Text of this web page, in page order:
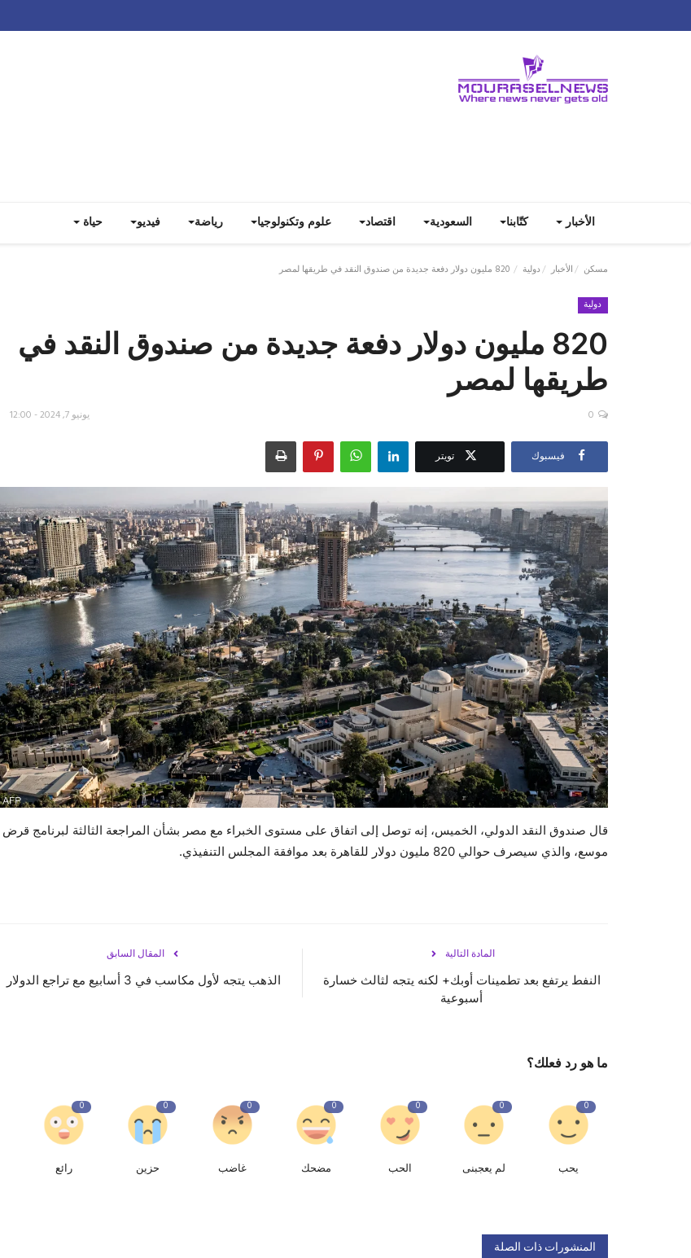
الأخبار كتّابنا السعودية اقتصاد علوم وتكنولوجيا رياضة فيديو حياة
مسكن الأخبار دولية
دولية
820 مليون دولار دفعة جديدة من صندوق النقد في
طريقها لمصر
يونيو 7, 2024 - 12:00 0
فيسبوك تويتر
قال صندوق النقد الدولي، الخميس، إنه توصل إلى اتفاق على مستوى الخبراء مع مصر بشأن المراجعة الثالثة لبرنامج قرض
موسع، والذي سيصرف حوالي 820 مليون دولار للقاهرة بعد موافقة المجلس التنفيذي.
المقال السابق
الذهب يتجه لأول مكاسب في 3 أسابيع مع تراجع الدولار
المادة التالية
النفط يرتفع بعد تطمينات أوبك+ لكنه يتجه لثالث خسارة
أسبوعية
ما هو رد فعلك؟
0
يحب
0
لم يعجبنى
0
الحب
0
مضحك
0
غاضب
0
حزين
0
رائع
المنشورات ذات الصلة